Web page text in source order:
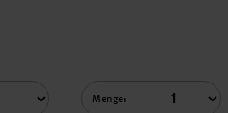
Menge: